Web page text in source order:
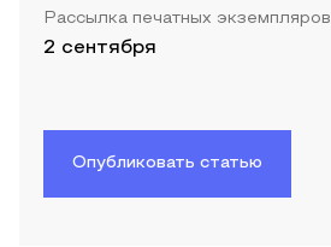
Рассылка печатных экземпляров
2 сентября
Опубликовать статью